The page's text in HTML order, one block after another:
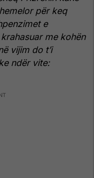
për keq
e
me kohën
vijim do t’i
ndër vite: